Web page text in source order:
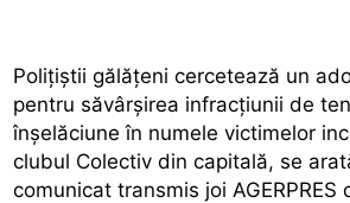
Polițiștii gălățeni cercetează un
pentru săvârșirea infracțiunii de
înșelăciune în numele victimelor
clubul Colectiv din capitală, se
comunicat transmis joi AGERPRES